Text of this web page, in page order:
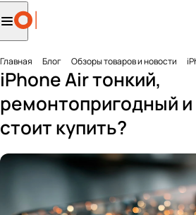
Главная Блог Обзоры товаров и новости
iPhone Air тонкий,
ремонтопригодный
стоит купить?